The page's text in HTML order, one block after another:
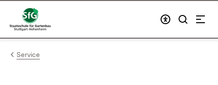
Zum Inhalt springen
Link zur Startseite
Service